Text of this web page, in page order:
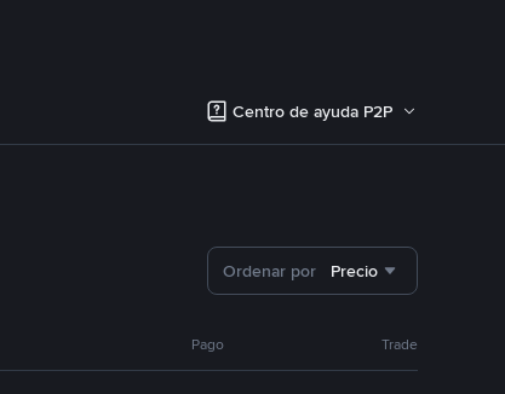
Centro de ayuda P2P
Ordenar por Precio
Pago Trade